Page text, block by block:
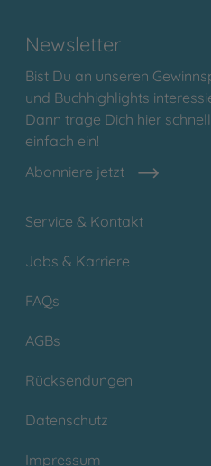
Newsletter
Bist Du an unseren
und Buchhighlights
Dann trage Dich hier
einfach ein!
Abonniere jetzt
Service & Kontakt
Jobs & Karriere
FAQs
AGBs
Rücksendungen
Datenschutz
Impressum